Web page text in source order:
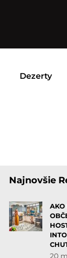
Dezerty
Najnovšie
AKO
20